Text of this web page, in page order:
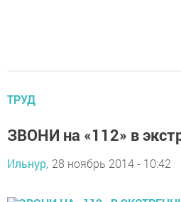
ТРУД
ЗВОНИ на «112» в
Ильнур, 28 ноябрь 2014 - 10:42